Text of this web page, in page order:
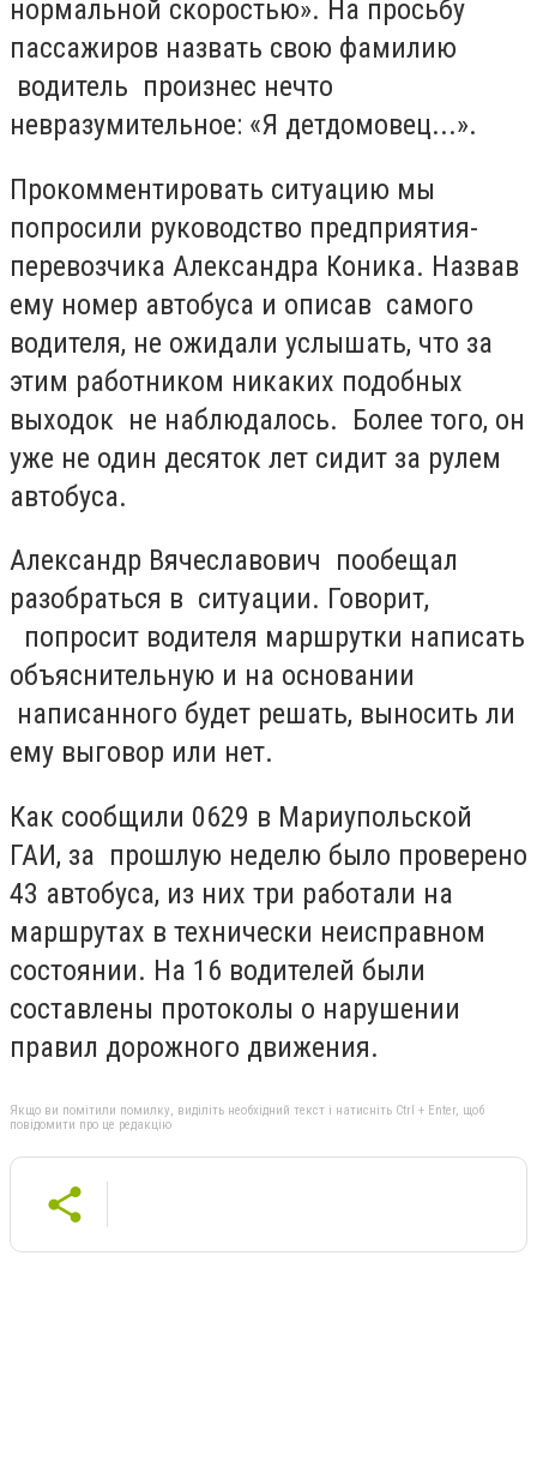
нормальной скоростью». На просьбу
пассажиров назвать свою фамилию
водитель произнес нечто
невразумительное: «Я детдомовец...».
Прокомментировать ситуацию мы
попросили руководство предприятия-
перевозчика Александра Коника. Назвав
ему номер автобуса и описав самого
водителя, не ожидали услышать, что за
этим работником никаких подобных
выходок не наблюдалось. Более того, он
уже не один десяток лет сидит за рулем
автобуса.
Александр Вячеславович пообещал
разобраться в ситуации. Говорит,
попросит водителя маршрутки написать
объяснительную и на основании
написанного будет решать, выносить ли
ему выговор или нет.
Как сообщили 0629 в Мариупольской
ГАИ, за прошлую неделю было проверено
43 автобуса, из них три работали на
маршрутах в технически неисправном
состоянии. На 16 водителей были
составлены протоколы о нарушении
правил дорожного движения.
Якщо ви помітили помилку, виділіть необхідний текст і натисніть Ctrl + Enter, щоб
повідомити про це редакцію